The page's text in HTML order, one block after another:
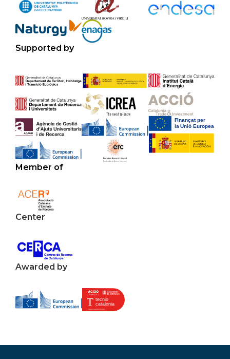
Supported by
Member of
Center
Awarded by